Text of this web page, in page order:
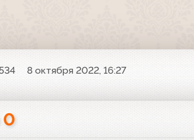
8 октября 2022, 16:27
0